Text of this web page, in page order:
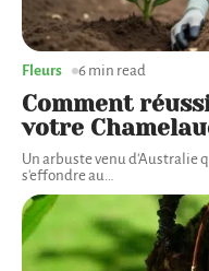
Comment
votre
Un arbuste venu d'Australie
s'effondre au…
Fleurs 6 min read